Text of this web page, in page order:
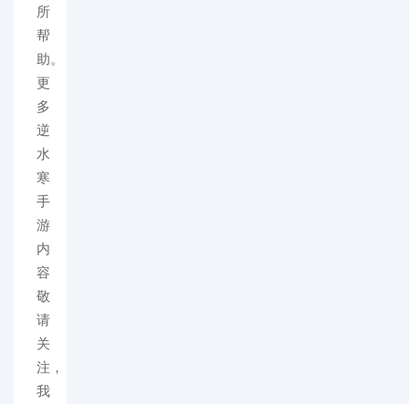
所
帮
助。
更
多
逆
水
寒
手
游
内
容
敬
请
关
注，
我